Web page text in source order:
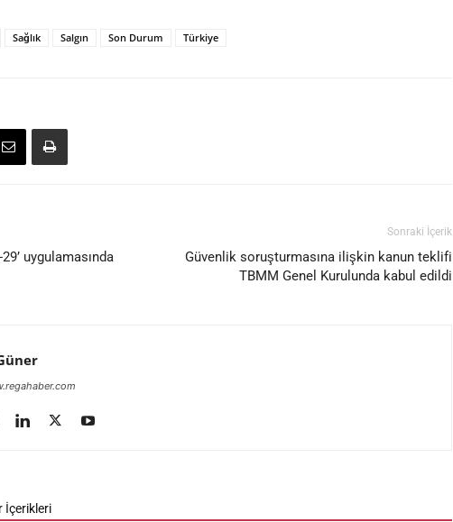
Sağlık Salgın Son Durum Türkiye
uygulamasında
Sonraki İçerik
Güvenlik soruşturmasına ilişkin kanun teklifi
TBMM Genel Kurulunda kabul edildi
İçerikleri